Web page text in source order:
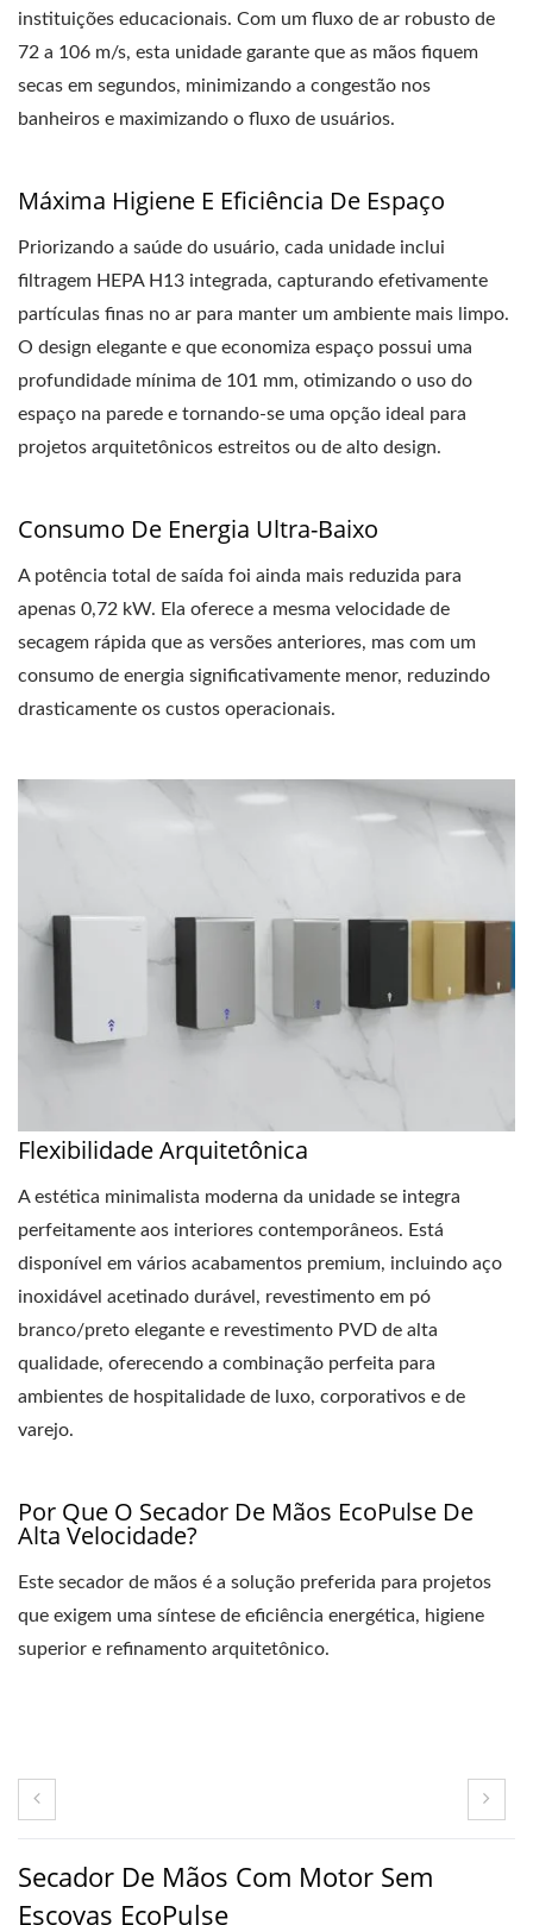
instituições educacionais. Com um fluxo de ar robusto de
72 a 106 m/s, esta unidade garante que as mãos fiquem
secas em segundos, minimizando a congestão nos
banheiros e maximizando o fluxo de usuários.
Máxima Higiene E Eficiência De Espaço
Priorizando a saúde do usuário, cada unidade inclui
filtragem HEPA H13 integrada, capturando efetivamente
partículas finas no ar para manter um ambiente mais limpo.
O design elegante e que economiza espaço possui uma
profundidade mínima de 101 mm, otimizando o uso do
espaço na parede e tornando-se uma opção ideal para
projetos arquitetônicos estreitos ou de alto design.
Consumo De Energia Ultra-Baixo
A potência total de saída foi ainda mais reduzida para
apenas 0,72 kW. Ela oferece a mesma velocidade de
secagem rápida que as versões anteriores, mas com um
consumo de energia significativamente menor, reduzindo
drasticamente os custos operacionais.
Flexibilidade Arquitetônica
A estética minimalista moderna da unidade se integra
perfeitamente aos interiores contemporâneos. Está
disponível em vários acabamentos premium, incluindo aço
inoxidável acetinado durável, revestimento em pó
branco/preto elegante e revestimento PVD de alta
qualidade, oferecendo a combinação perfeita para
ambientes de hospitalidade de luxo, corporativos e de
varejo.
Por Que O Secador De Mãos EcoPulse De
Alta Velocidade?
Este secador de mãos é a solução preferida para projetos
que exigem uma síntese de eficiência energética, higiene
superior e refinamento arquitetônico.
Secador De Mãos Com Motor Sem
Escovas EcoPulse